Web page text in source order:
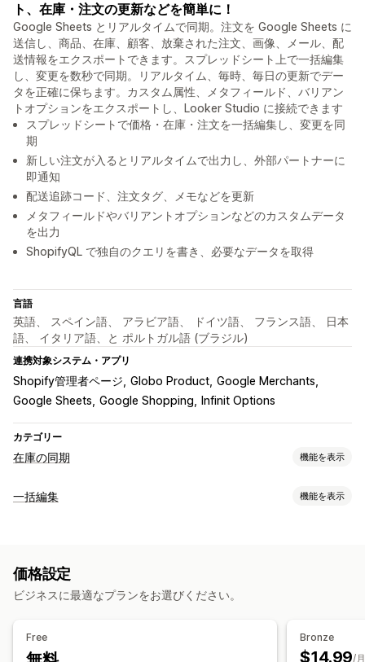
ト、在庫・注文の更新などを簡単に！
Google Sheets とリアルタイムで同期。注文を Google Sheets に
送信し、商品、在庫、顧客、放棄された注文、画像、メール、配
送情報をエクスポートできます。スプレッドシート上で一括編集
し、変更を数秒で同期。リアルタイム、毎時、毎日の更新でデー
タを正確に保ちます。カスタム属性、メタフィールド、バリアン
トオプションをエクスポートし、Looker Studio に接続できます
スプレッドシートで価格・在庫・注文を一括編集し、変更を同
期
新しい注文が入るとリアルタイムで出力し、外部パートナーに
即通知
配送追跡コード、注文タグ、メモなどを更新
メタフィールドやバリアントオプションなどのカスタムデータ
を出力
ShopifyQL で独自のクエリを書き、必要なデータを取得
言語
英語、 スペイン語、 アラビア語、 ドイツ語、 フランス語、 日本
語、 イタリア語、と ポルトガル語 (ブラジル)
連携対象システム・アプリ
Shopify管理者ページ Globo Product Google Merchants
Google Sheets Google Shopping Infinit Options
カテゴリー
在庫の同期 機能を表示
同期タイプ
通知とレポート
自動アラート
注文の更新 エラーレポート
リアルタイムステータス
一括編集 機能を表示
説明 在庫
検索と絞り込み
価格設定
ビジネスに最適なプランをお選びください。
Free Bronze
$14.99/